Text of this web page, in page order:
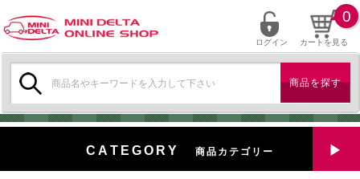
ログイン カートを見る
0
索:
CATEGORY 商品カテゴリー